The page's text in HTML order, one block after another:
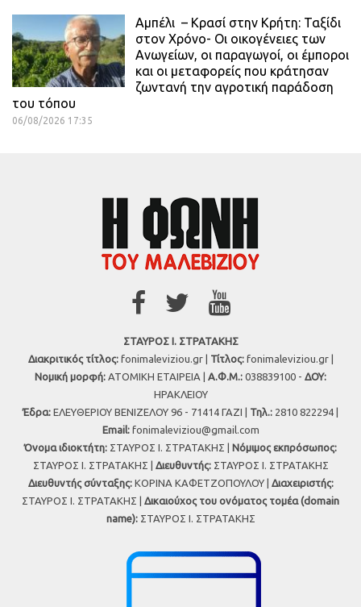
Αμπέλι – Κρασί στην Κρήτη: Ταξίδι
στον Χρόνο- Οι οικογένειες των
Ανωγείων, οι παραγωγοί, οι έμποροι
και οι μεταφορείς που κράτησαν
ζωντανή την αγροτική παράδοση
του τόπου
06/08/2026 17:35
ΣΤΑΥΡΟΣ Ι. ΣΤΡΑΤΑΚΗΣ
Διακριτικός τίτλος:fonimaleviziou.gr | Τίτλος:fonimaleviziou.gr |
Νομική μορφή: ΑΤΟΜΙΚΗ ΕΤΑΙΡΕΙΑ | Α.Φ.Μ.: 038839100 - ΔΟΥ:
ΗΡΑΚΛΕΙΟΥ
Έδρα: ΕΛΕΥΘΕΡΙΟΥ ΒΕΝΙΖΕΛΟΥ 96 - 71414 ΓΑΖΙ | Τηλ.: 2810 822294 |
Εmail: fonimaleviziou@gmail.com
Όνομα ιδιοκτήτη: ΣΤΑΥΡΟΣ Ι. ΣΤΡΑΤΑΚΗΣ | Νόμιμος εκπρόσωπος:
ΣΤΑΥΡΟΣ Ι. ΣΤΡΑΤΑΚΗΣ | Διευθυντής:ΣΤΑΥΡΟΣ Ι. ΣΤΡΑΤΑΚΗΣ
Διευθυντής σύνταξης:ΚΟΡΙΝΑ ΚΑΦΕΤΖΟΠΟΥΛΟΥ | Διαχειριστής:
ΣΤΑΥΡΟΣ Ι. ΣΤΡΑΤΑΚΗΣ | Δικαιούχος του ονόματος τομέα (domain
name):ΣΤΑΥΡΟΣ Ι. ΣΤΡΑΤΑΚΗΣ